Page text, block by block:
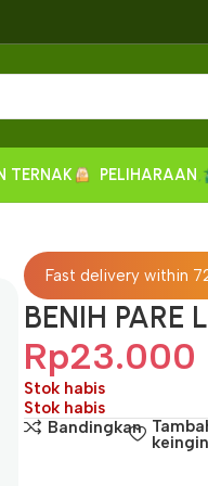
TERNAK PELIHARAAN
Fast delivery within
BENIH PARE
Rp23.000
Stok habis
Stok habis
Bandingkan